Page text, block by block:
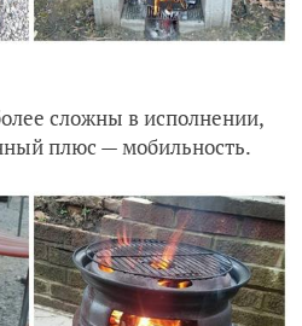
сложны в исполнении,
плюс — мобильность.